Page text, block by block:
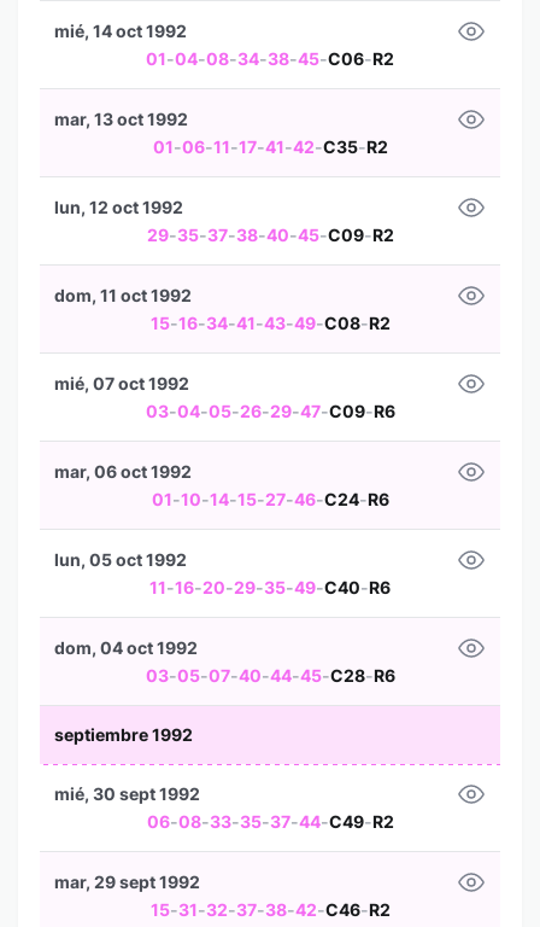
01-04-08-34-38-45-C06-R2
mié, 14 oct 1992
01-06-11-17-41-42-C35-R2
mar, 13 oct 1992
29-35-37-38-40-45-C09-R2
lun, 12 oct 1992
15-16-34-41-43-49-C08-R2
dom, 11 oct 1992
03-04-05-26-29-47-C09-R6
mié, 07 oct 1992
01-10-14-15-27-46-C24-R6
mar, 06 oct 1992
11-16-20-29-35-49-C40-R6
lun, 05 oct 1992
03-05-07-40-44-45-C28-R6
dom, 04 oct 1992
septiembre 1992
06-08-33-35-37-44-C49-R2
mié, 30 sept 1992
15-31-32-37-38-42-C46-R2
mar, 29 sept 1992